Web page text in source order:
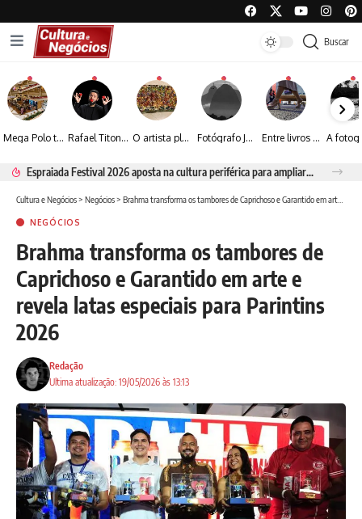
Buscar
Mega Polo transforma lançamento de coleção em plataforma nacional de negócios e projeta crescimento de mais de 15% Rafael Titonelly leva magia e acolhimento a crianças em tratamento oncológico em Juiz de Fora O artista plástico Jorge Luiz transforma sustentabilidade e criatividade em arte contemporânea Fotógrafo José Roberto apresenta um olhar sensível sobre arquitetura, formas e luz na fotografia Entre livros e fotografia autoral, Sebastião Reis consolida uma trajetória marcada pelo olhar artístico
Espraiada Festival 2026 aposta na cultura periférica para ampliar oportunidades na zona sul
Cultura e Negócios> Negócios> Brahma transforma os tambores de Caprichoso e Garantido em arte e revela latas especiais para Parintins 2026
NEGÓCIOS
Brahma transforma os tambores de
Caprichoso e Garantido em arte e
revela latas especiais para Parintins
2026
Ultima atualização: 19/05/2026 às 13:13
Redação